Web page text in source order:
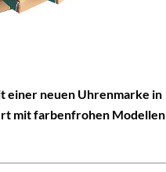
einer neuen Uhrenmarke in
mit farbenfrohen Modellen